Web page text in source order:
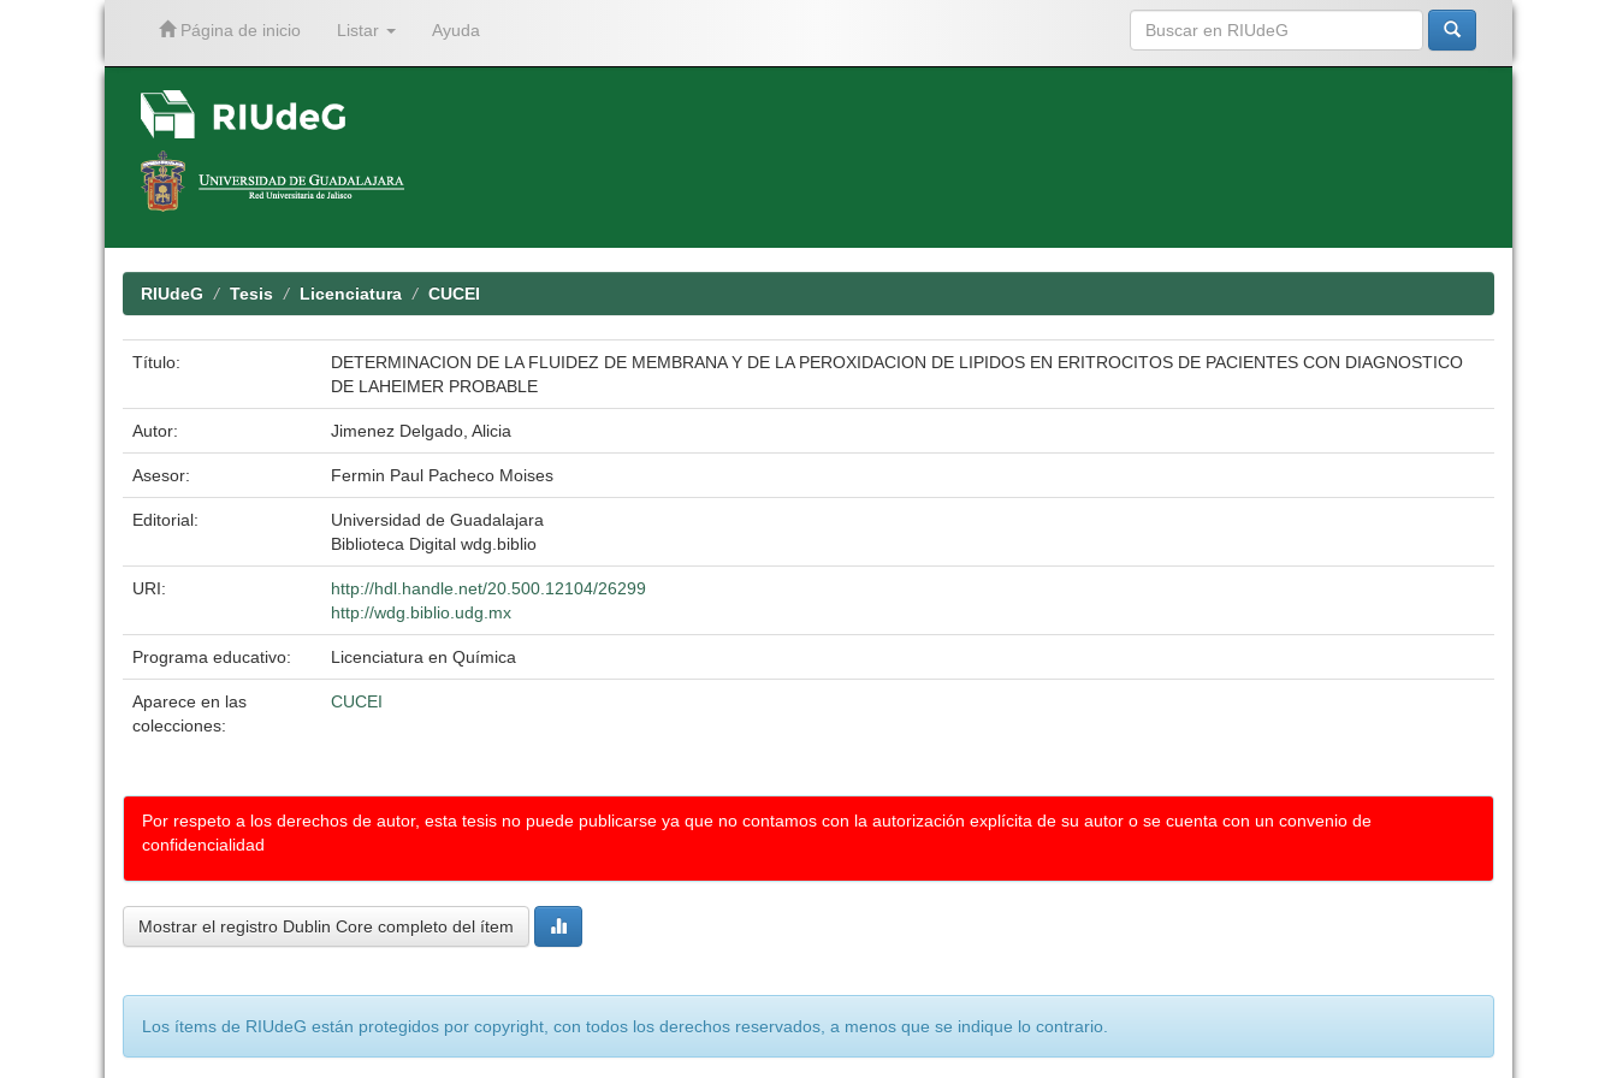
Página de inicio Listar Ayuda
RIUdeG Tesis Licenciatura CUCEI
Título:
DETERMINACION DE LA FLUIDEZ DE MEMBRANA Y DE LA PEROXIDACION DE LIPIDOS EN ERITROCITOS DE PACIENTES CON DIAGNOSTICO
DE LAHEIMER PROBABLE
Autor: Jimenez Delgado, Alicia
Asesor: Fermin Paul Pacheco Moises
Editorial:
Universidad de Guadalajara
Biblioteca Digital wdg.biblio
URI:
http://hdl.handle.net/20.500.12104/26299
http://wdg.biblio.udg.mx
Programa educativo: Licenciatura en Química
Aparece en las
colecciones:
CUCEI
Por respeto a los derechos de autor, esta tesis no puede publicarse ya que no contamos con la autorización explícita de su autor o se cuenta con un convenio de
confidencialidad
Mostrar el registro Dublin Core completo del ítem
Los ítems de RIUdeG están protegidos por copyright, con todos los derechos reservados, a menos que se indique lo contrario.